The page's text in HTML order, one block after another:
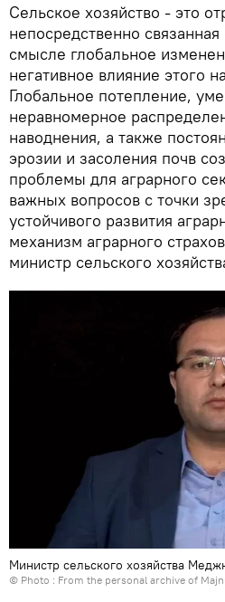
Сельское хозяйство - это
непосредственно
смысле глобальное
негативное влияние этого
Глобальное потепление,
неравномерное
наводнения, а также
эрозии и засоления почв
проблемы для аграрного
важных вопросов с точки
устойчивого развития
механизм аграрного
министр сельского
Министр сельского хозяйства
© Photo : From the personal archive of